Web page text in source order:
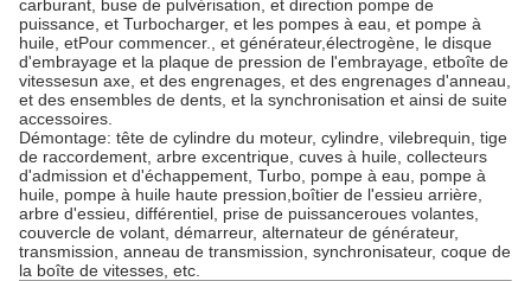
carburant, buse de pulvérisation, et direction pompe de
puissance, et Turbocharger, et les pompes à eau, et pompe à
huile, etPour commencer. , et générateur,électrogène , le disque
d'embrayage et la plaque de pression de l'embrayage, etboîte de
vitessesun axe, et des engrenages, et des engrenages d'anneau,
et des ensembles de dents, et la synchronisation et ainsi de suite
accessoires.
Démontage: tête de cylindre du moteur, cylindre, vilebrequin, tige
de raccordement, arbre excentrique, cuves à huile, collecteurs
d'admission et d'échappement, Turbo, pompe à eau, pompe à
huile, pompe à huile haute pression,boîtier de l'essieu arrière,
arbre d'essieu, différentiel, prise de puissanceroues volantes
couvercle de volant, démarreur, alternateur de générateur,
transmission, anneau de transmission, synchronisateur, coque de
la boîte de vitesses, etc.